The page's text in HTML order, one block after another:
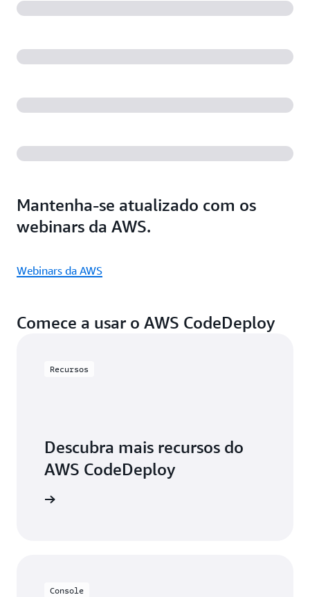
Mantenha-se atualizado com os
webinars da AWS.
Webinars da AWS
Comece a usar o AWS CodeDeploy
Recursos
Descubra mais recursos do
AWS CodeDeploy
Console